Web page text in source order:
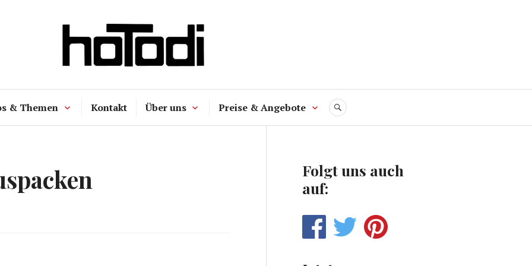
hoTodi
& Themen Kontakt Über uns Preise & Angebote SUCHE
Folgt uns auch
auf: